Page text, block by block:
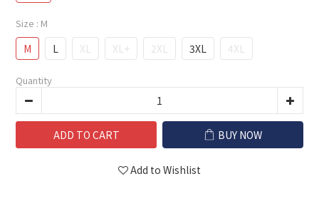
Size : M
M L XL XL+ 2XL 3XL 4XL
Quantity
ADD TO CART BUY NOW
Add to Wishlist